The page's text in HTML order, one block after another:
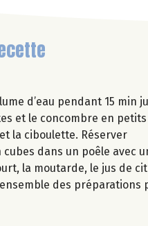
d’eau pendant 15 min
et le concombre en
la ciboulette. Réserver
dans un poêle avec
la moutarde, le jus de
des